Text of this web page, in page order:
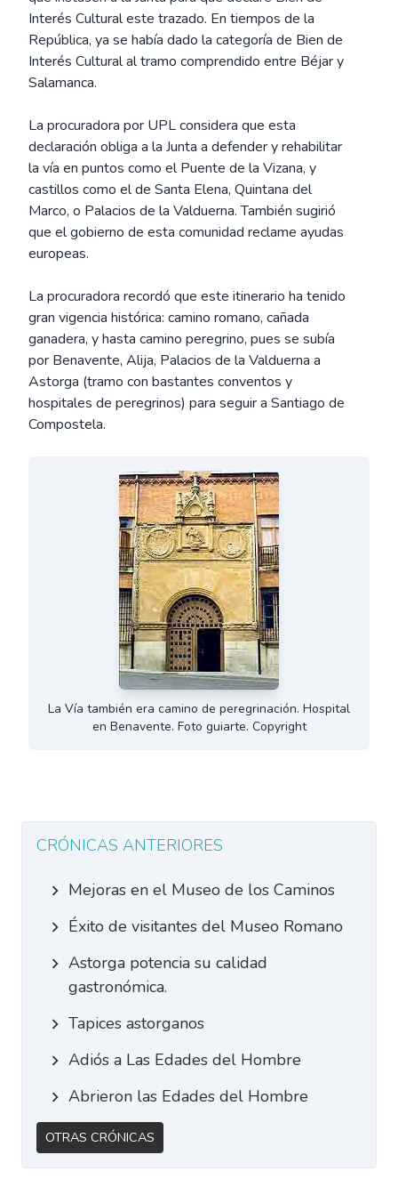
Interés Cultural este trazado. En tiempos de la
República, ya se había dado la categoría de Bien de
Interés Cultural al tramo comprendido entre Béjar y
Salamanca.
La procuradora por UPL considera que esta
declaración obliga a la Junta a defender y rehabilitar
la vía en puntos como el Puente de la Vizana, y
castillos como el de Santa Elena, Quintana del
Marco, o Palacios de la Valduerna. También sugirió
que el gobierno de esta comunidad reclame ayudas
europeas.
La procuradora recordó que este itinerario ha tenido
gran vigencia histórica: camino romano, cañada
ganadera, y hasta camino peregrino, pues se subía
por Benavente, Alija, Palacios de la Valduerna a
Astorga (tramo con bastantes conventos y
hospitales de peregrinos) para seguir a Santiago de
Compostela.
La Vía también era camino de peregrinación. Hospital
en Benavente. Foto guiarte. Copyright
CRÓNICAS ANTERIORES
Mejoras en el Museo de los Caminos
Éxito de visitantes del Museo Romano
Astorga potencia su calidad
gastronómica.
Tapices astorganos
Adiós a Las Edades del Hombre
Abrieron las Edades del Hombre
Otras Crónicas